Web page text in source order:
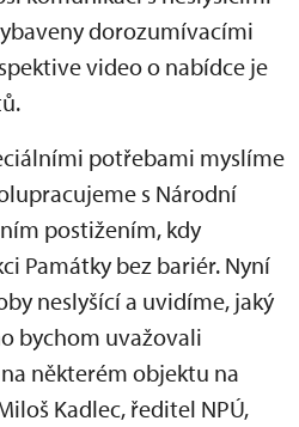
dorozumívacími
video o nabídce je
potřebami myslíme
s Národní
postižením, kdy
Památky bez bariér. Nyní
neslyšící a uvidíme, jaký
bychom uvažovali
některém objektu na
Kadlec, ředitel NPÚ,